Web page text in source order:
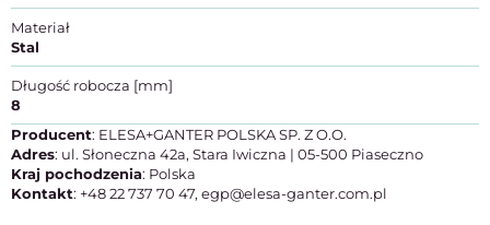
Materiał
Stal
Długość robocza [mm]
8
Producent: ELESA+GANTER POLSKA SP. Z O.O.
Adres: ul. Słoneczna 42a, Stara Iwiczna | 05-500 Piaseczno
Kraj pochodzenia: Polska
Kontakt: +48 22 737 70 47, egp@elesa-ganter.com.pl